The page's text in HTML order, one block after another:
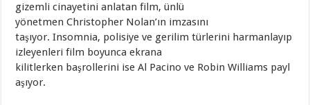
gizemli cinayetini anlatan film, ünlü
yönetmen Christopher Nolan’ın imzasını
taşıyor. Insomnia, polisiye ve gerilim türlerini harmanlayıp
izleyenleri film boyunca ekrana
kilitlerken başrollerini ise Al Pacino ve Robin Williams payl
aşıyor.